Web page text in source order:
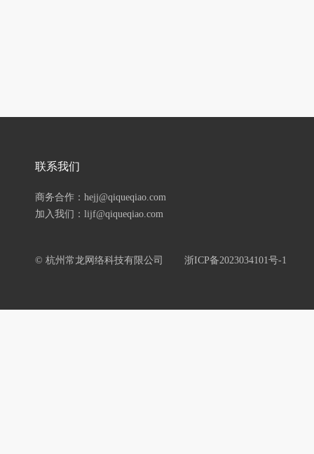
联系我们
商务合作：hejj@qiqueqiao.com
加入我们：lijf@qiqueqiao.com
© 杭州常龙网络科技有限公司 浙ICP备2023034101号-1